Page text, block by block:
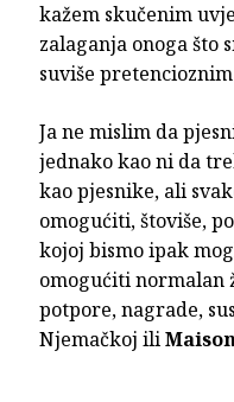
kažem skučenim
zalaganja onoga što
suviše
Ja ne mislim da
jednako kao ni da
kao pjesnike, ali
omogućiti, štoviše,
kojoj bismo ipak
omogućiti normalan
potpore, nagrade,
Njemačkoj ili